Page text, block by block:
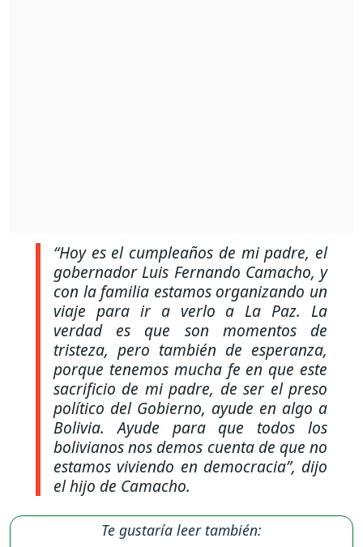
“Hoy es el cumpleaños de mi padre, el
gobernador Luis Fernando Camacho, y
con la familia estamos organizando un
viaje para ir a verlo a La Paz. La
verdad es que son momentos de
tristeza, pero también de esperanza,
porque tenemos mucha fe en que este
sacrificio de mi padre, de ser el preso
político del Gobierno, ayude en algo a
Bolivia. Ayude para que todos los
bolivianos nos demos cuenta de que no
estamos viviendo en democracia”, dijo
el hijo de Camacho.
Te gustaría leer también: